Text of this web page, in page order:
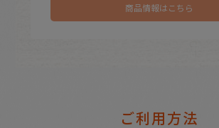
商品情報はこちら
ご利用方法